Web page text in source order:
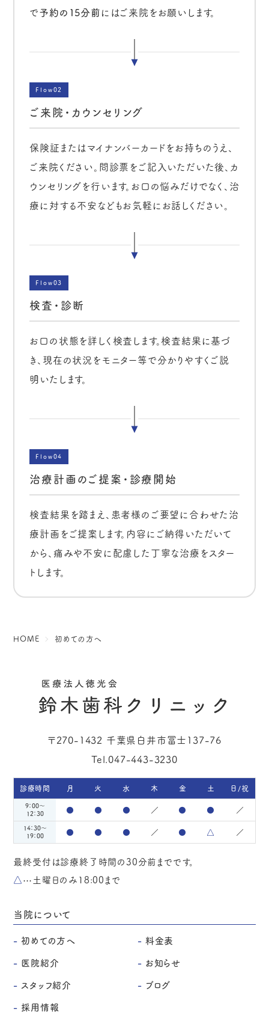
で予約の15分前にはご来院をお願いします。
Flow02
ご来院・カウンセリング
保険証またはマイナンバーカードをお持ちのうえ、
ご来院ください。問診票をご記入いただいた後、カ
ウンセリングを行います。お口の悩みだけでなく、治
療に対する不安などもお気軽にお話しください。
Flow03
検査・診断
お口の状態を詳しく検査します。検査結果に基づ
き、現在の状況をモニター等で分かりやすくご説
明いたします。
Flow04
治療計画のご提案・診療開始
検査結果を踏まえ、患者様のご要望に合わせた治
療計画をご提案します。内容にご納得いただいて
から、痛みや不安に配慮した丁寧な治療をスター
トします。
HOME 初めての方へ
〒270-1432 千葉県白井市冨士137-76
Tel.047-443-3230
診療時間 月 火 水 木 金 土 日/祝
9：00～
12：30
● ● ● ／ ● ● ／
14：30～
19：00
● ● ● ／ ● △ ／
最終受付は診療終了時間の30分前までです。
△⋯土曜日のみ18:00まで
当院について
初めての方へ
料金表
医院紹介
お知らせ
スタッフ紹介
ブログ
採用情報